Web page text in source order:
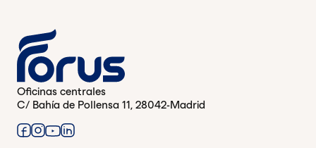
Oficinas centrales
C/ Bahía de Pollensa 11, 28042-Madrid